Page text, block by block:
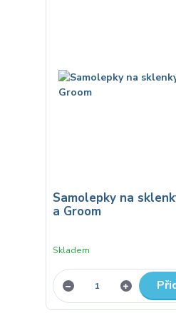
Samolepky na
a Groom
Skladem